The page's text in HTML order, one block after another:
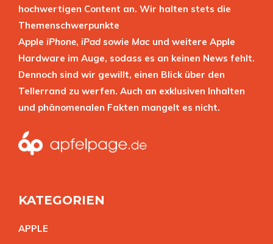
hochwertigen Content an. Wir halten stets die
Themenschwerpunkte
Apple iPhone, iPad sowie Mac und weitere Apple
Hardware im Auge, sodass es an keinen News fehlt.
Dennoch sind wir gewillt, einen Blick über den
Tellerrand zu werfen. Auch an exklusiven Inhalten
und phänomenalen Fakten mangelt es nicht.
KATEGORIEN
APPLE